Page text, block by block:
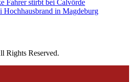
Fahrer stirbt bei Calvörde
Hochhausbrand in Magdeburg
Rights Reserved.